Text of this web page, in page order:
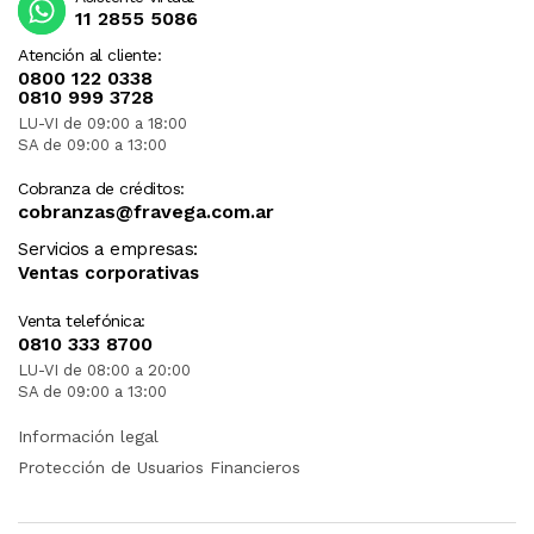
Atención al cliente:
0800 122 0338
0810 999 3728
LU-VI de 09:00 a 18:00
SA de 09:00 a 13:00
Cobranza de créditos:
cobranzas@fravega.com.ar
Servicios a empresas:
Ventas corporativas
Venta telefónica:
0810 333 8700
LU-VI de 08:00 a 20:00
SA de 09:00 a 13:00
11 2855 5086
Información legal
Protección de Usuarios Financieros